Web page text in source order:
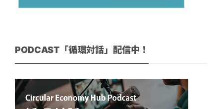
PODCAST「循環対話」配信中！